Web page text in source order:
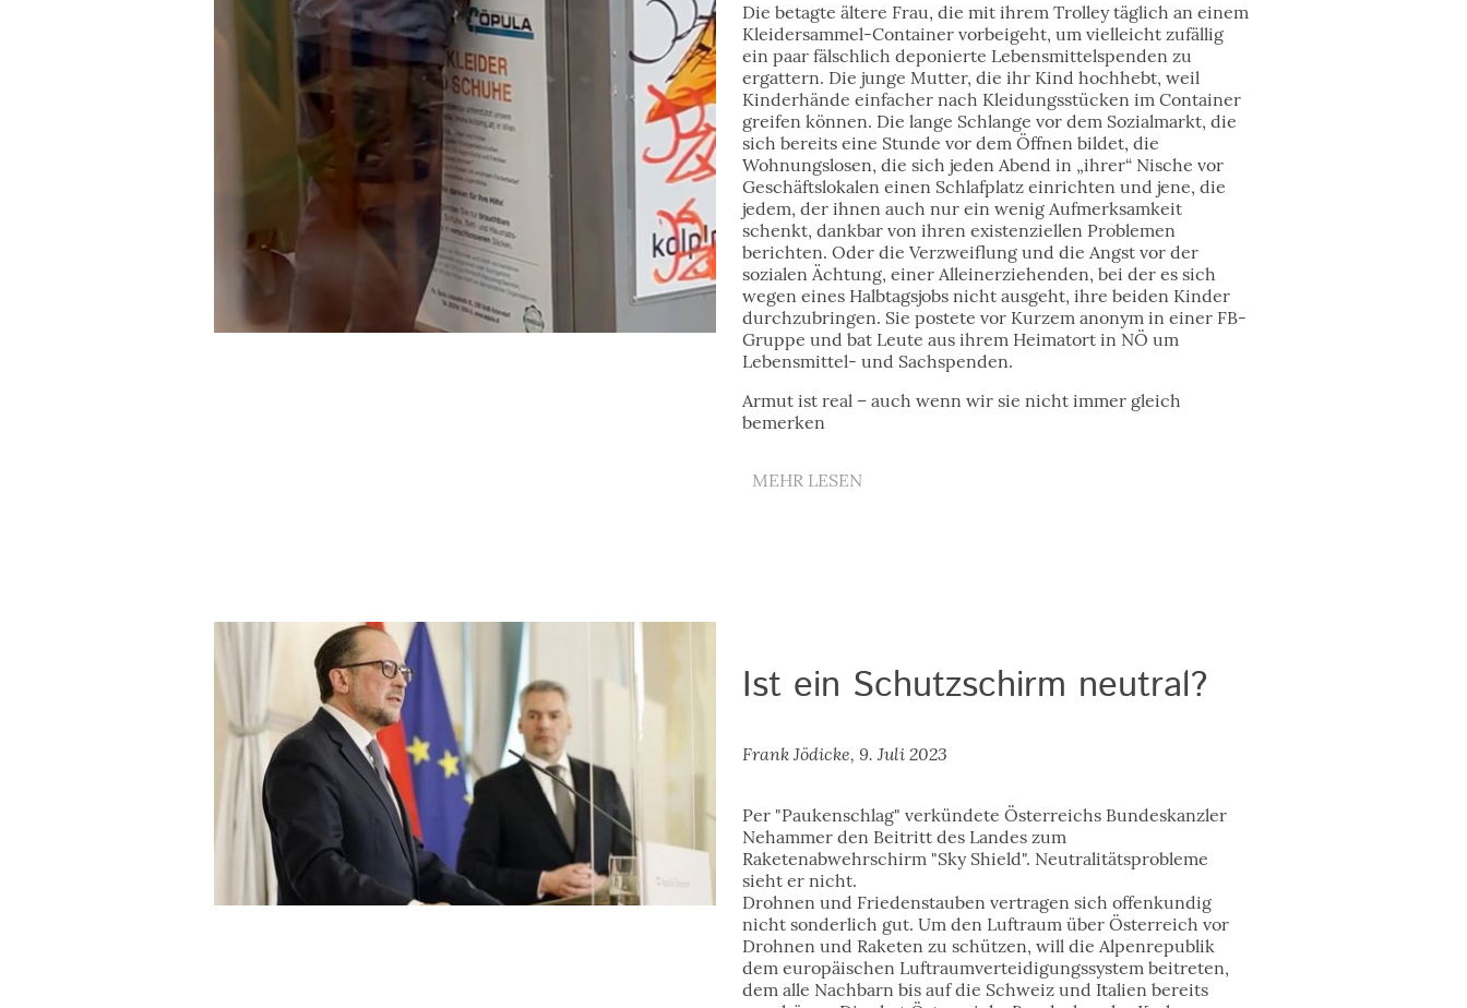
Die betagte ältere Frau, die mit ihrem Trolley täglich an einem
Kleidersammel-Container vorbeigeht, um vielleicht zufällig
ein paar fälschlich deponierte Lebensmittelspenden zu
ergattern. Die junge Mutter, die ihr Kind hochhebt, weil
Kinderhände einfacher nach Kleidungsstücken im Container
greifen können. Die lange Schlange vor dem Sozialmarkt, die
sich bereits eine Stunde vor dem Öffnen bildet, die
Wohnungslosen, die sich jeden Abend in „ihrer“ Nische vor
Geschäftslokalen einen Schlafplatz einrichten und jene, die
jedem, der ihnen auch nur ein wenig Aufmerksamkeit
schenkt, dankbar von ihren existenziellen Problemen
berichten. Oder die Verzweiflung und die Angst vor der
sozialen Ächtung, einer Alleinerziehenden, bei der es sich
wegen eines Halbtagsjobs nicht ausgeht, ihre beiden Kinder
durchzubringen. Sie postete vor Kurzem anonym in einer FB-
Gruppe und bat Leute aus ihrem Heimatort in NÖ um
Lebensmittel- und Sachspenden.
Armut ist real – auch wenn wir sie nicht immer gleich
bemerken
MEHR LESEN
Ist ein Schutzschirm neutral?
Frank Jödicke, 9. Juli 2023
Per "Paukenschlag" verkündete Österreichs Bundeskanzler
Nehammer den Beitritt des Landes zum
Raketenabwehrschirm "Sky Shield". Neutralitätsprobleme
sieht er nicht.
Drohnen und Friedenstauben vertragen sich offenkundig
nicht sonderlich gut. Um den Luftraum über Österreich vor
Drohnen und Raketen zu schützen, will die Alpenrepublik
dem europäischen Luftraumverteidigungssystem beitreten,
dem alle Nachbarn bis auf die Schweiz und Italien bereits